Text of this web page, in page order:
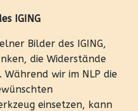
IGING
Bilder des IGING,
die Widerstände
wir im NLP die
einsetzen, kann